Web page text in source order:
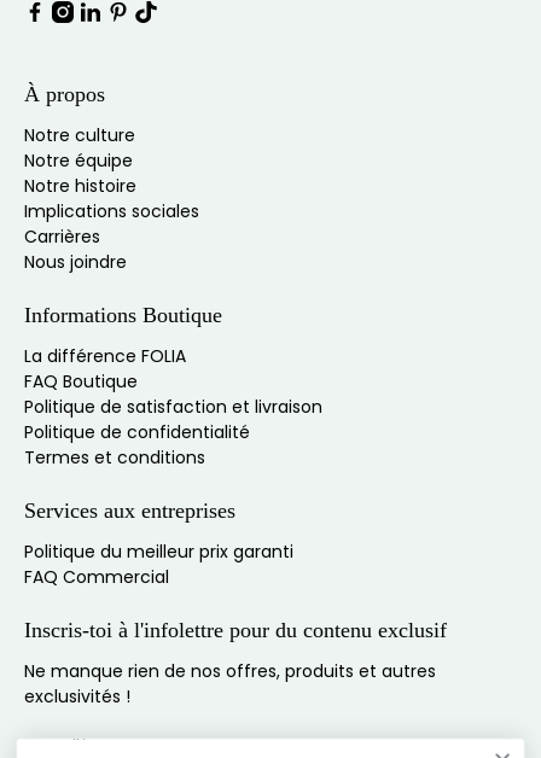
À propos
Notre culture
Notre équipe
Notre histoire
Implications sociales
Carrières
Nous joindre
Informations Boutique
La différence FOLIA
FAQ Boutique
Politique de satisfaction et livraison
Politique de confidentialité
Termes et conditions
Services aux entreprises
Politique du meilleur prix garanti
FAQ Commercial
Inscris-toi à l'infolettre pour du contenu exclusif
Ne manque rien de nos offres, produits et autres
exclusivités !
E-mail*
Bienvenue chez Folia Design!
Reçois